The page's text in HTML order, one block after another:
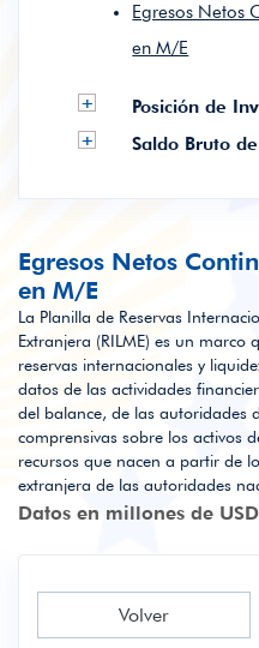
Egresos Netos
en M/E
+ Posición de
+ Saldo Bruto
Egresos Netos
en M/E
La Planilla de Reservas
Extranjera (RILME) es un marco
reservas internacionales y
datos de las actividades
del balance, de las autoridades
comprensivas sobre los activos
recursos que nacen a partir de
extranjera de las autoridades
Datos en millones de USD
Volver